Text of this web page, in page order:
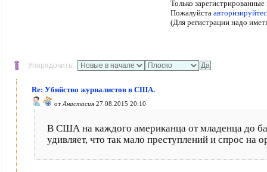
Только
Пожалуйста
(Для регистрации надо
Упорядочить:
Re: Убийство журналистов в США.
от Анастасия 27.08.2015 20:10
В США на каждого американца от младенца до
удивляет, что так мало преступлений и спрос на